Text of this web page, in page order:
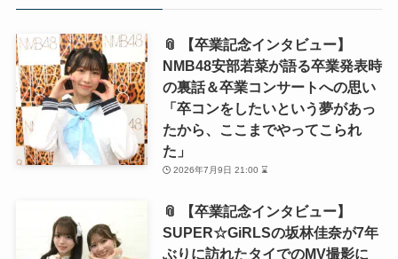
📎 【卒業記念インタビュー】
NMB48安部若菜が語る卒業発表時
の裏話＆卒業コンサートへの思い
「卒コンをしたいという夢があっ
たから、ここまでやってこられ
た」
2026年7月9日 21:00 ⌛
📎 【卒業記念インタビュー】
SUPER☆GiRLSの坂林佳奈が7年
ぶりに訪れたタイでのMV撮影に